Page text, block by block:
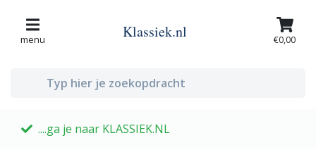
menu Klassiek.nl €0,00
....ga je naar KLASSIEK.NL